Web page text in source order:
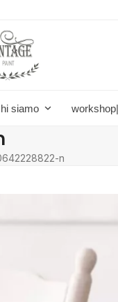
siamo
n